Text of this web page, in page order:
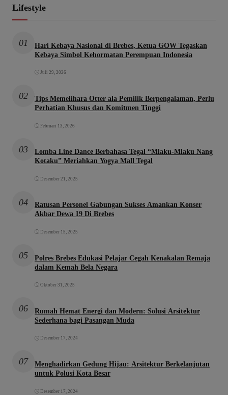
Lifestyle
01
Hari Kebaya Nasional di Brebes, Ketua GOW Tegaskan
Kebaya Simbol Kehormatan Perempuan Indonesia
Juli 29, 2026
02
Tips Memelihara Otter ala Pemilik Berpengalaman, Perlu
Perhatian Khusus dan Komitmen Tinggi
Februari 13, 2026
03
Lomba Line Dance Berbahasa Tegal “Mlaku-Mlaku Nang
Kotaku” Meriahkan Yogya Mall Tegal
Desember 21, 2025
04
Ratusan Personel Gabungan Sukses Amankan Konser
Akbar Dewa 19 Di Brebes
Desember 15, 2025
05
Polres Brebes Edukasi Pelajar Cegah Kenakalan Remaja
dalam Kemah Bela Negara
Oktober 31, 2025
06
Rumah Hemat Energi dan Modern: Solusi Arsitektur
Sederhana bagi Pasangan Muda
Desember 17, 2024
07
Menghadirkan Gedung Hijau: Arsitektur Berkelanjutan
untuk Polusi Kota Besar
Desember 17, 2024